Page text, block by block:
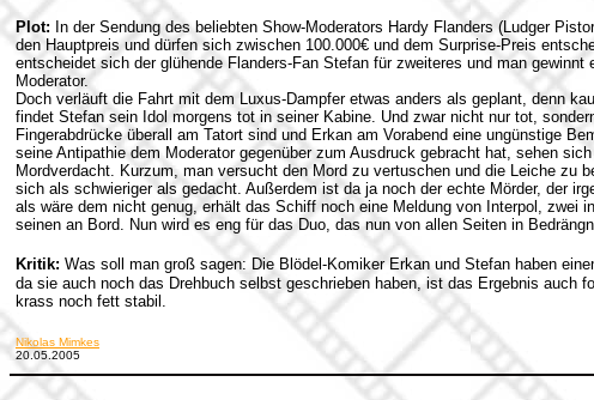
Plot: In der Sendung des beliebten Show-Moderators Hardy Flanders (Ludger
den Hauptpreis und dürfen sich zwischen 100.000€ und dem Surprise-Preis
entscheidet sich der glühende Flanders-Fan Stefan für zweiteres und man gewinnt
Moderator.
Doch verläuft die Fahrt mit dem Luxus-Dampfer etwas anders als geplant, denn
findet Stefan sein Idol morgens tot in seiner Kabine. Und zwar nicht nur tot,
Fingerabdrücke überall am Tatort sind und Erkan am Vorabend eine ungünstige
seine Antipathie dem Moderator gegenüber zum Ausdruck gebracht hat, sehen
Mordverdacht. Kurzum, man versucht den Mord zu vertuschen und die Leiche zu
sich als schwieriger als gedacht. Außerdem ist da ja noch der echte Mörder, der
als wäre dem nicht genug, erhält das Schiff noch eine Meldung von Interpol, zwei
seinen an Bord. Nun wird es eng für das Duo, das nun von allen Seiten in
Kritik: Was soll man groß sagen: Die Blödel-Komiker Erkan und Stefan haben
da sie auch noch das Drehbuch selbst geschrieben haben, ist das Ergebnis auch
krass noch fett stabil.
Nikolas Mimkes
20.05.2005